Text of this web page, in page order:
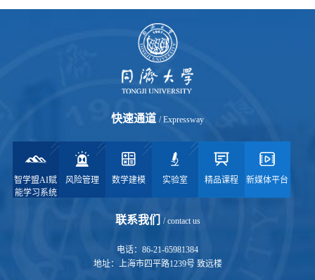
快速通道 / Expressway
智学盟AI赋
能学习系统
风险管理 数学建模 实验室 精品课程 新媒体平台
联系我们 / contact us
电话：86-21-65981384
地址：上海市四平路1239号 致远楼